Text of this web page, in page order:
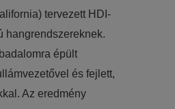
tervezett HDI-
hangrendszereknek.
épült
és fejlett,
Az eredmény